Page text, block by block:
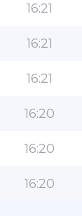
16:21
16:21
16:21
16:20
16:20
16:20
التطبيق الأكثر شعبية للمسلمين!
التطبيق